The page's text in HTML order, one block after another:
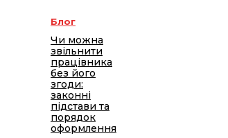
Блог
Чи можна
звільнити
працівника
без його
згоди:
законні
підстави та
порядок
оформлення